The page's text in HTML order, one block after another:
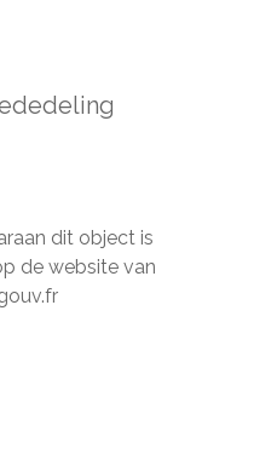
dit object is
de website van